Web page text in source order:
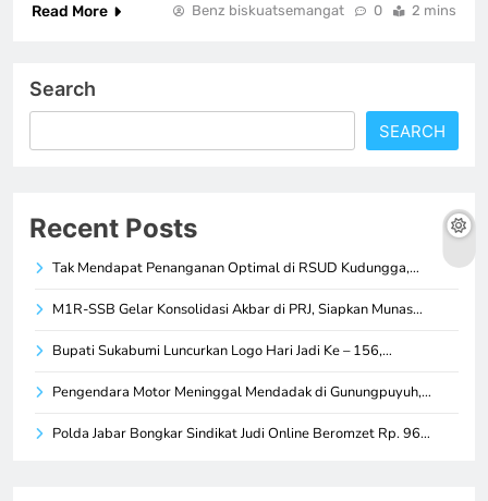
Read More
Benz biskuatsemangat 0 2 mins
Search
SEARCH
Recent Posts
Tak Mendapat Penanganan Optimal di RSUD Kudungga,…
M1R-SSB Gelar Konsolidasi Akbar di PRJ, Siapkan Munas…
Bupati Sukabumi Luncurkan Logo Hari Jadi Ke – 156,…
Pengendara Motor Meninggal Mendadak di Gunungpuyuh,…
Polda Jabar Bongkar Sindikat Judi Online Beromzet Rp. 96…